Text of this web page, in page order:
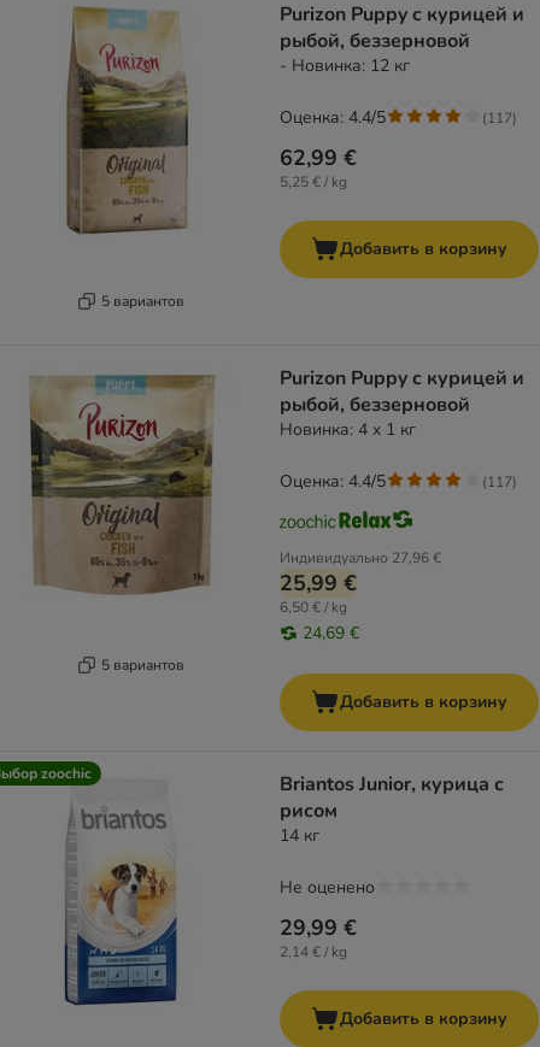
5 вариантов
Purizon Puppy c курицей и
рыбой, беззерновой
- Новинка: 12 кг
62,99 €
5,25 € / kg
Оценка: 4.4/5 (117)
Добавить в корзину
5 вариантов
Purizon Puppy c курицей и
рыбой, беззерновой
Новинка: 4 x 1 кг
Индивидуально 27,96 €
25,99 €
6,50 € / kg
24,69 €
Оценка: 4.4/5 (117)
Добавить в корзину
zoochic
Briantos Junior, курица с
рисом
14 кг
29,99 €
2,14 € / kg
Не оценено
Добавить в корзину